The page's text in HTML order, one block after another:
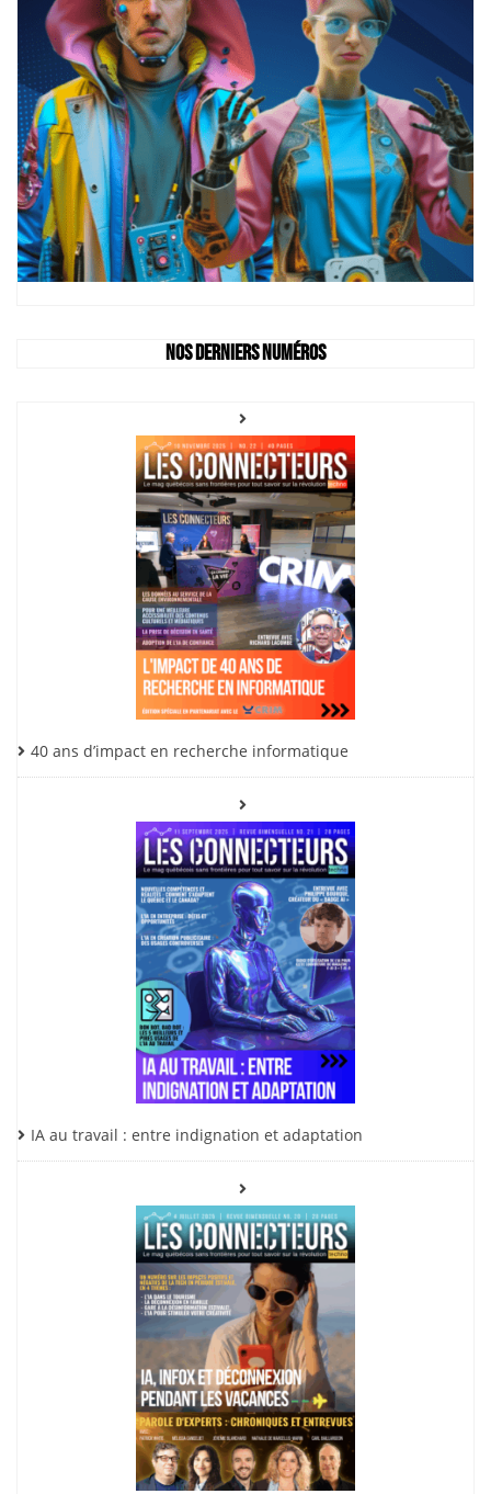
Nos derniers numéros
40 ans d’impact en recherche informatique
IA au travail : entre indignation et adaptation